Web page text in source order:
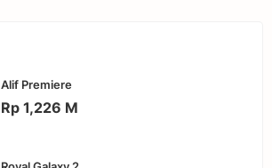
Alif Premiere
Rp 1,226 M